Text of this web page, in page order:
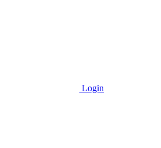
Login